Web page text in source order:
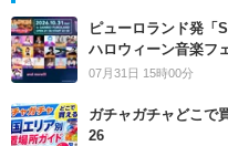
ピューロランド発「
ハロウィーン音楽フ
07月31日 15時00分
ガチャガチャどこで
26